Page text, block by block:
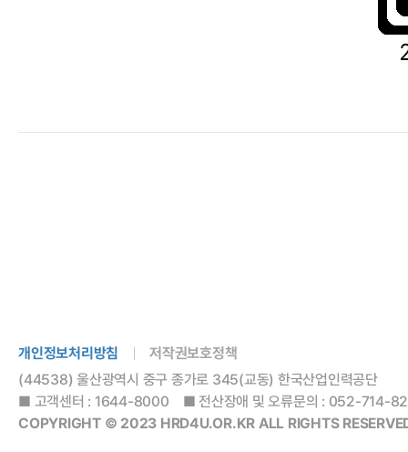
개인정보처리방침
저작권보호정책
(44538) 울산광역시 중구 종가로 345(교동) 한국산업인력공단
■ 고객센터 : 1644-8000 ■ 전산장애 및 오류문의 : 052-714-
COPYRIGHT © 2023 HRD4U.OR.KR ALL RIGHTS